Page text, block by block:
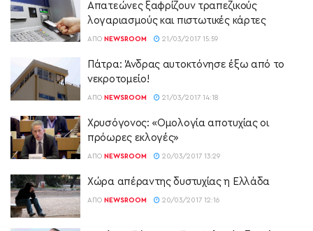
Απατεώνες ξαφρίζουν τραπεζικούς
λογαριασμούς και πιστωτικές κάρτες
ΑΠΌ NEWSROOM 21/03/2017 15:59
Πάτρα: Άνδρας αυτοκτόνησε έξω από το
νεκροτομείο!
ΑΠΌ NEWSROOM 21/03/2017 14:18
Χρυσόγονος: «Ομολογία αποτυχίας οι
πρόωρες εκλογές»
ΑΠΌ NEWSROOM 20/03/2017 13:29
Χώρα απέραντης δυστυχίας η Ελλάδα
ΑΠΌ NEWSROOM 20/03/2017 12:16